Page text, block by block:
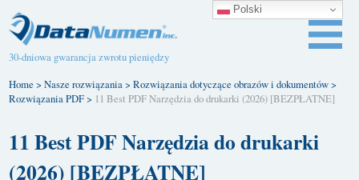
30-dniowa gwarancja zwrotu pieniędzy
Home >Nasze rozwiązania>Rozwiązania dotyczące obrazów i dokumentów>
Rozwiązania PDF> 11 Best PDF Narzędzia do drukarki (2026) [BEZPŁATNE]
11 Best PDF Narzędzia do drukarki
(2026) [BEZPŁATNE]
Polski